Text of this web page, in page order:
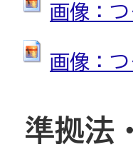
画像：
画像：
準拠法